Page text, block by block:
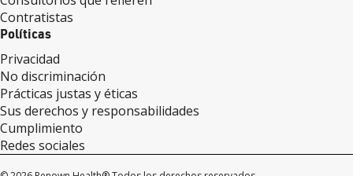
Contratistas
Políticas
Privacidad
No discriminación
Prácticas justas y éticas
Sus derechos y responsabilidades
Cumplimiento
Redes sociales